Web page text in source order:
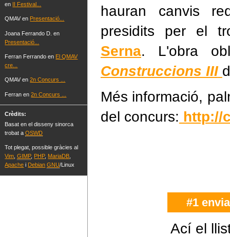
en II Festival...
QMAV en Presentació...
Joana Ferrando D. en
Presentació...
Ferran Ferrando en El QMAV
cre...
QMAV en2n Concurs ...
Ferran en2n Concurs ...
Crèdits:
Basat en el disseny sinorca
trobat aOSWD
Tot plegat, possible gràcies al
Vim ,GIMP, PHP, MariaDB
Apache i Debian GNU/Linux
hauran canvis
presidits per el
Serna. L'obra
Construccions III
Més informació,
del concurs: http://
#1
Ací el